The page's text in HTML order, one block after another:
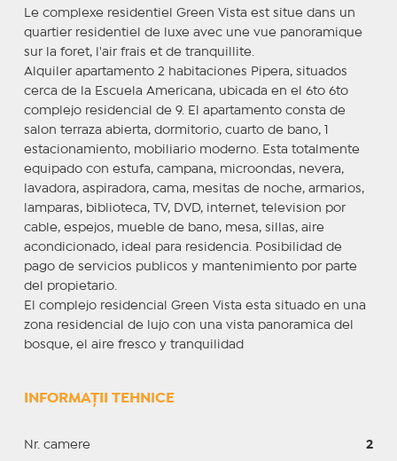
Le complexe residentiel Green Vista est situe dans un
quartier residentiel de luxe avec une vue panoramique
sur la foret, l'air frais et de tranquillite.
Alquiler apartamento 2 habitaciones Pipera, situados
cerca de la Escuela Americana, ubicada en el 6to 6to
complejo residencial de 9. El apartamento consta de
salon terraza abierta, dormitorio, cuarto de bano, 1
estacionamiento, mobiliario moderno. Esta totalmente
equipado con estufa, campana, microondas, nevera,
lavadora, aspiradora, cama, mesitas de noche, armarios,
lamparas, biblioteca, TV, DVD, internet, television por
cable, espejos, mueble de bano, mesa, sillas, aire
acondicionado, ideal para residencia. Posibilidad de
pago de servicios publicos y mantenimiento por parte
del propietario.
El complejo residencial Green Vista esta situado en una
zona residencial de lujo con una vista panoramica del
bosque, el aire fresco y tranquilidad
INFORMAȚII TEHNICE
Nr. camere 2